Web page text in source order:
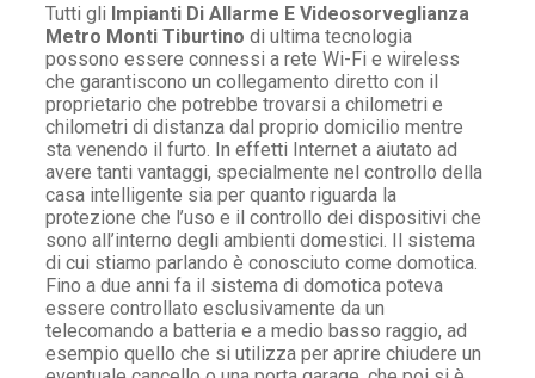
Tutti gli Impianti Di Allarme E Videosorveglianza
Metro Monti Tiburtino di ultima tecnologia
possono essere connessi a rete Wi-Fi e wireless
che garantiscono un collegamento diretto con il
proprietario che potrebbe trovarsi a chilometri e
chilometri di distanza dal proprio domicilio mentre
sta venendo il furto. In effetti Internet a aiutato ad
avere tanti vantaggi, specialmente nel controllo della
casa intelligente sia per quanto riguarda la
protezione che l’uso e il controllo dei dispositivi che
sono all’interno degli ambienti domestici. Il sistema
di cui stiamo parlando è conosciuto come domotica.
Fino a due anni fa il sistema di domotica poteva
essere controllato esclusivamente da un
telecomando a batteria e a medio basso raggio, ad
esempio quello che si utilizza per aprire chiudere un